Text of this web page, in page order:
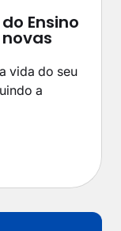
Ensino
vida do seu
a